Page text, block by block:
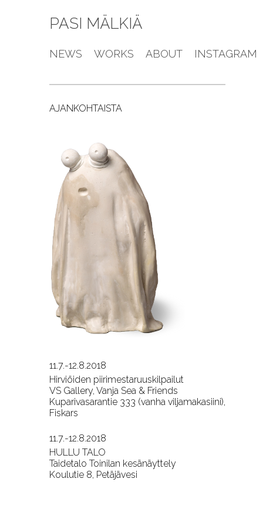
PASI MÄLKIÄ
NEWS WORKS ABOUT INSTAGRAM
AJANKOHTAISTA
11.7.-12.8.2018
Hirviöiden piirimestaruuskilpailut
VS Gallery, Vanja Sea & Friends
Kuparivasarantie 333 (vanha viljamakasiini),
Fiskars
11.7.-12.8.2018
HULLU TALO
Taidetalo Toinilan kesänäyttely
Koulutie 8, Petäjävesi